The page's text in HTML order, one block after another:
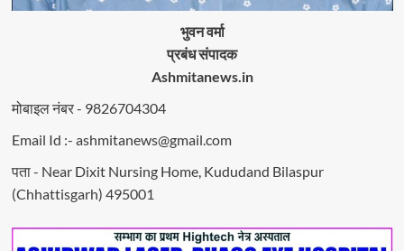
भुवन वर्मा
प्रबंध संपादक
Ashmitanews.in
मोबाइल नंबर - 9826704304
Email Id :- ashmitanews@gmail.com
पता - Near Dixit Nursing Home, Kududand Bilaspur
(Chhattisgarh) 495001